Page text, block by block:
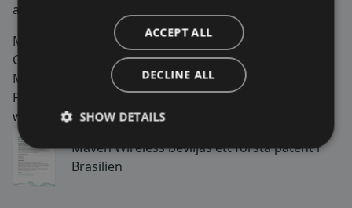
att leverera 100% trådlös täckning.
Maven Wireless är noterat på Nasdaq First North
Growth Market och aktien handlas med kortnamn
MAVEN. FNCA Sweden AB är utsedd Certified Adviser.
För mer information, vänligen gå till:
www.mavenwireless.com
Maven Wireless beviljas ett första patent i
Brasilien
ACCEPT ALL
DECLINE ALL
SHOW DETAILS